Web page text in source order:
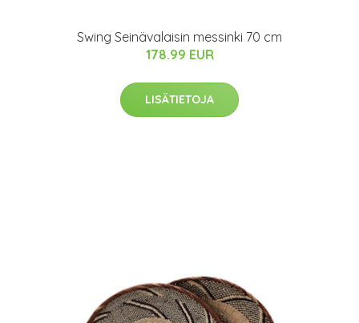
Swing Seinävalaisin messinki 70 cm
178.99 EUR
LISÄTIETOJA